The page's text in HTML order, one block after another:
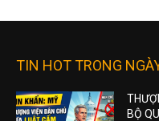
TIN HOT TRONG
BỘ